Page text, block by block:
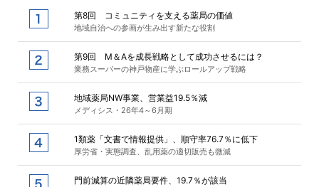
第8回 コミュニティを支える薬局の価値
地域自治への参画が生み出す新たな役割
第9回 M＆Aを成長戦略として成功させるには？
業務スーパーの神戸物産に学ぶロールアップ戦略
地域薬局NW事業、営業益19.5％減
メディシス・26年4～6月期
1類薬「文書で情報提供」、順守率76.7％に低下
厚労省・実態調査、乱用薬の適切販売も微減
門前減算の近隣薬局要件、19.7％が該当